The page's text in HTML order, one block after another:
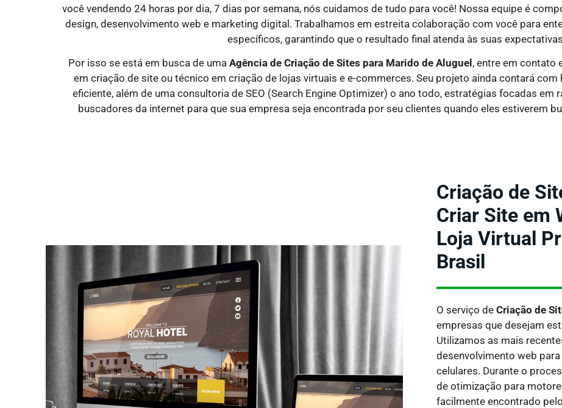
você vendendo 24 horas por dia, 7 dias por semana, nós cuidamos de tudo para você! Nossa equipe é
design, desenvolvimento web e marketing digital. Trabalhamos em estreita colaboração com você para
específicos, garantindo que o resultado final atenda às suas
Por isso se está em busca de uma Agência de Criação de Sites para Marido de Aluguel , entre em contato
em criação de site ou técnico em criação de lojas virtuais e e-commerces. Seu projeto ainda contará
eficiente, além de uma consultoria de SEO (Search Engine Optimizer) o ano todo, estratégias focadas em
buscadores da internet para que sua empresa seja encontrada por seu clientes quando eles estiverem
Criação de
Criar Site em
Loja Virtual
Brasil
O serviço de Criação de
empresas que desejam
Utilizamos as mais
desenvolvimento web
celulares. Durante o
de otimização para
facilmente encontrado